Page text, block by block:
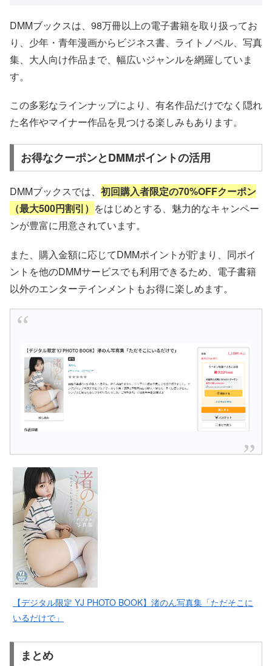
DMMブックスは、98万冊以上の電子書籍を取り扱ってお
り、少年・青年漫画からビジネス書、ライトノベル、写真
集、大人向け作品まで、幅広いジャンルを網羅していま
す。
この多彩なラインナップにより、有名作品だけでなく隠れ
た名作やマイナー作品を見つける楽しみもあります。
お得なクーポンとDMMポイントの活用
DMMブックスでは、 初回購入者限定の70%OFFクーポン
（最大500円割引） をはじめとする、魅力的なキャンペー
ンが豊富に用意されています。
また、購入金額に応じてDMMポイントが貯まり、同ポイ
ントを他のDMMサービスでも利用できるため、電子書籍
以外のエンターテインメントもお得に楽しめます。
【デジタル限定 YJ PHOTO BOOK】渚のん写真集「ただそこに
いるだけで」
まとめ